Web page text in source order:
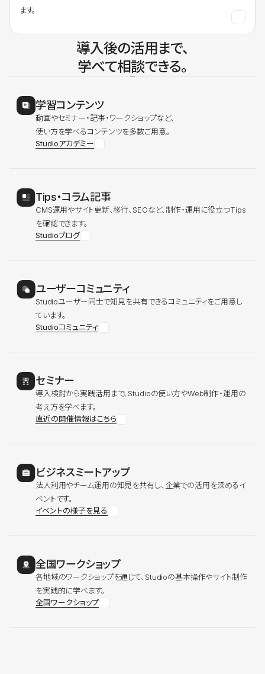
ます。
導入後の活用まで、
学べて相談できる。
学習コンテンツ
動画やセミナー・記事・ワークショップなど、
使い方を学べるコンテンツを多数ご用意。
Studioアカデミー
Tips・コラム記事
CMS運用やサイト更新、移行、SEOなど、制作・運用に役立つTips
を確認できます。
Studioブログ
ユーザーコミュニティ
Studioユーザー同士で知見を共有できるコミュニティをご用意し
ています。
Studioコミュニティ
セミナー
導入検討から実践活用まで、Studioの使い方やWeb制作・運用の
考え方を学べます。
直近の開催情報はこちら
ビジネスミートアップ
法人利用やチーム運用の知見を共有し、企業での活用を深めるイ
ベントです。
イベントの様子を見る
全国ワークショップ
各地域のワークショップを通じて、Studioの基本操作やサイト制作
を実践的に学べます。
全国ワークショップ